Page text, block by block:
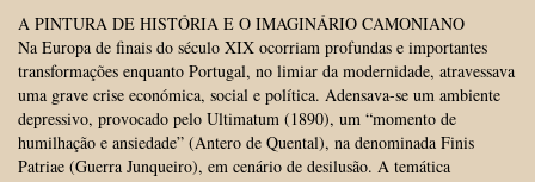
A PINTURA DE HISTÓRIA E O IMAGINÁRIO CAMONIANO
Na Europa de finais do século XIX ocorriam profundas e importantes
transformações enquanto Portugal, no limiar da modernidade, atravessava
uma grave crise económica, social e política. Adensava-se um ambiente
depressivo, provocado pelo Ultimatum (1890), um “momento de
humilhação e ansiedade” (Antero de Quental), na denominada Finis
Patriae (Guerra Junqueiro), em cenário de desilusão. A temática